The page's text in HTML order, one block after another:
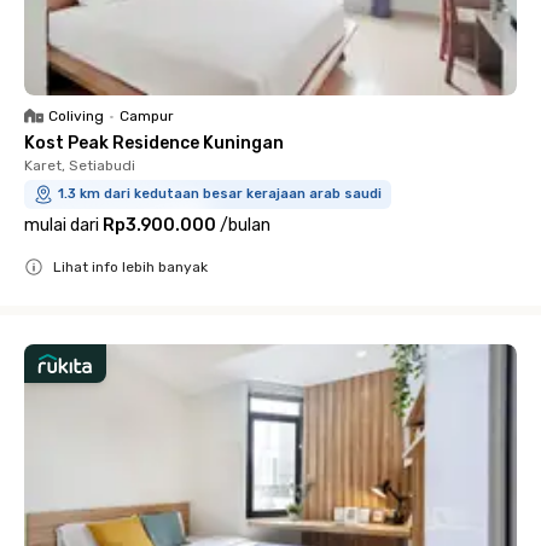
Coliving • Campur
Kost Peak Residence Kuningan
Karet, Setiabudi
1.3 km dari kedutaan besar kerajaan arab saudi
mulai dari Rp3.900.000 /bulan
Lihat info lebih banyak